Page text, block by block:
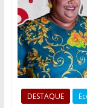
DESTAQUE